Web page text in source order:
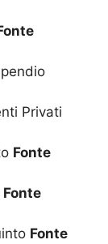
Privati
Fonte
Fonte
Fonte